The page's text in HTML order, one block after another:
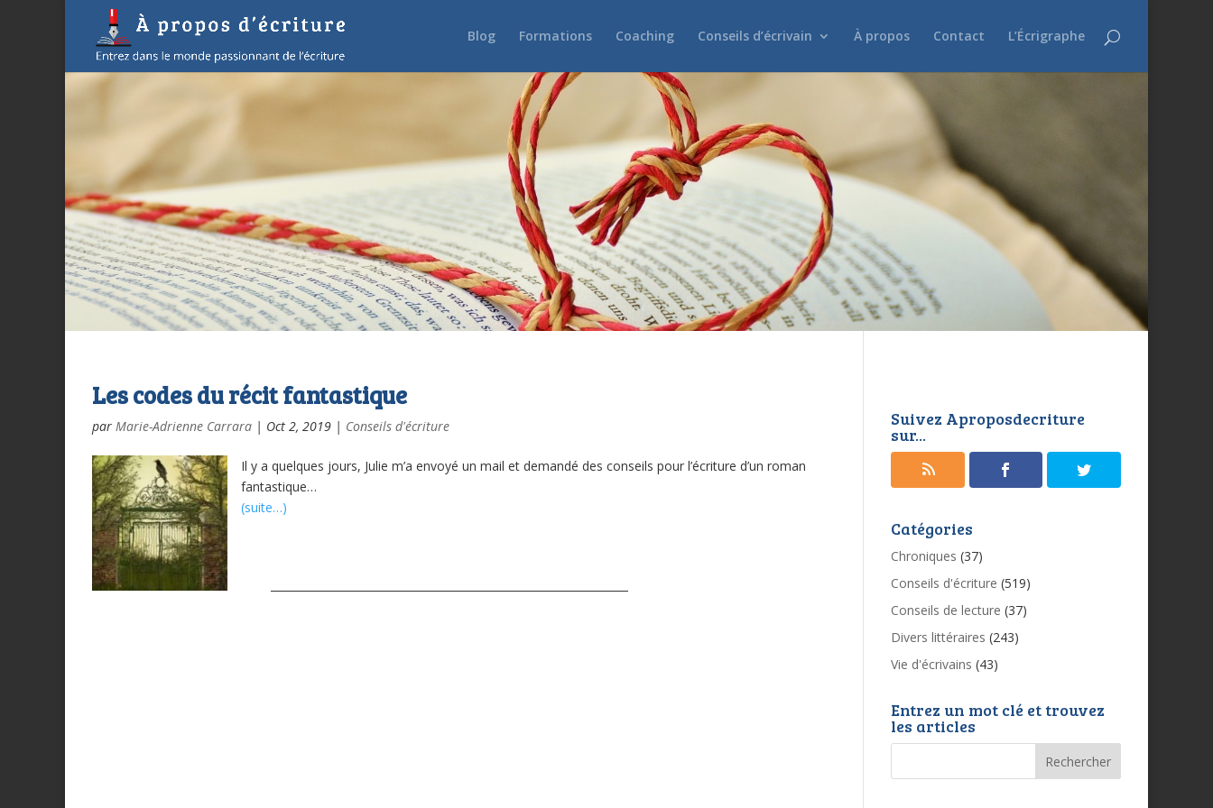
Blog Formations Coaching Conseils d’écrivain À propos Contact L’Écrigraphe
Les codes du récit fantastique
par Marie-Adrienne Carrara | Oct 2, 2019 | Conseils d'écriture
Il y a quelques jours, Julie m’a envoyé un mail et demandé des conseils pour l’écriture d’un roman
fantastique…
(suite…)
Suivez Aproposdecriture
sur...
Catégories
Chroniques (37)
Conseils d'écriture (519)
Conseils de lecture (37)
Divers littéraires (243)
Vie d'écrivains (43)
Entrez un mot clé et trouvez
les articles